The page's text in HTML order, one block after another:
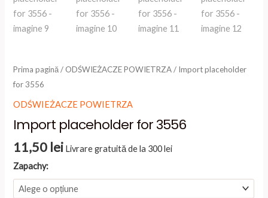
Prima pagină/ ODŚWIEŻACZE POWIETRZA/ Import placeholder
for 3556
ODŚWIEŻACZE POWIETRZA
Import placeholder for 3556
11,50 lei Livrare gratuită de la 300 lei
Zapachy: